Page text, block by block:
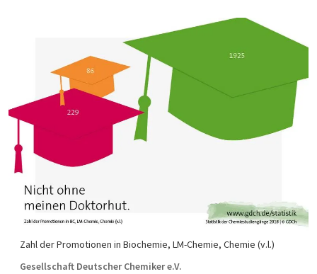
Zahl der Promotionen in Biochemie, LM-Chemie, Chemie (v.l.)
Gesellschaft Deutscher Chemiker e.V.